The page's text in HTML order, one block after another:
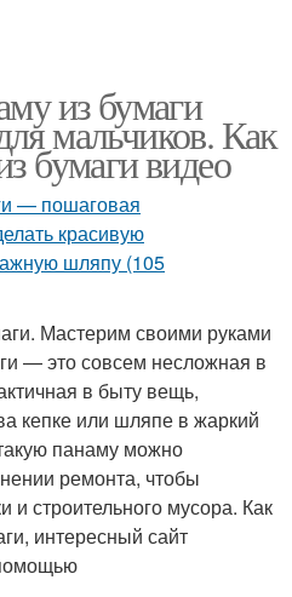
из бумаги
мальчиков. Как
бумаги видео
Мастерим своими руками
— это совсем несложная в
в быту вещь,
кепке или шляпе в жаркий
панаму можно
ремонта, чтобы
и строительного мусора. Как
интересный сайт